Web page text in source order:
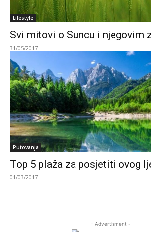
Lifestyle
Svi mitovi o Suncu i njegovim
31/05/2017
Putovanja
Top 5 plaža za posjetiti ovog
01/03/2017
- Advertisment -